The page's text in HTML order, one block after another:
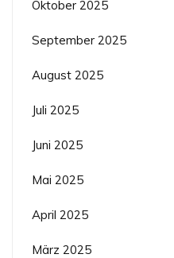
Oktober 2025
September 2025
August 2025
Juli 2025
Juni 2025
Mai 2025
April 2025
März 2025